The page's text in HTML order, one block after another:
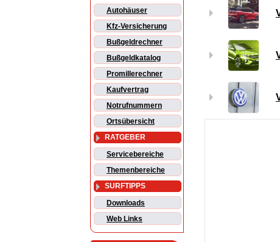
Autohäuser
Kfz-Versicherung
Bußgeldrechner
Bußgeldkatalog
Promillerechner
Kaufvertrag
Notrufnummern
Ortsübersicht
RATGEBER
Servicebereiche
Themenbereiche
SURFTIPPS
Downloads
Web Links